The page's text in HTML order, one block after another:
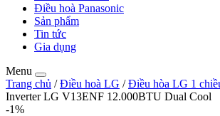
Điều hoà Panasonic
Sản phẩm
Tin tức
Gia dụng
Menu
Trang chủ /Điều hoà LG /Điều hòa LG 1
Inverter LG V13ENF 12.000BTU Dual Cool
-1%